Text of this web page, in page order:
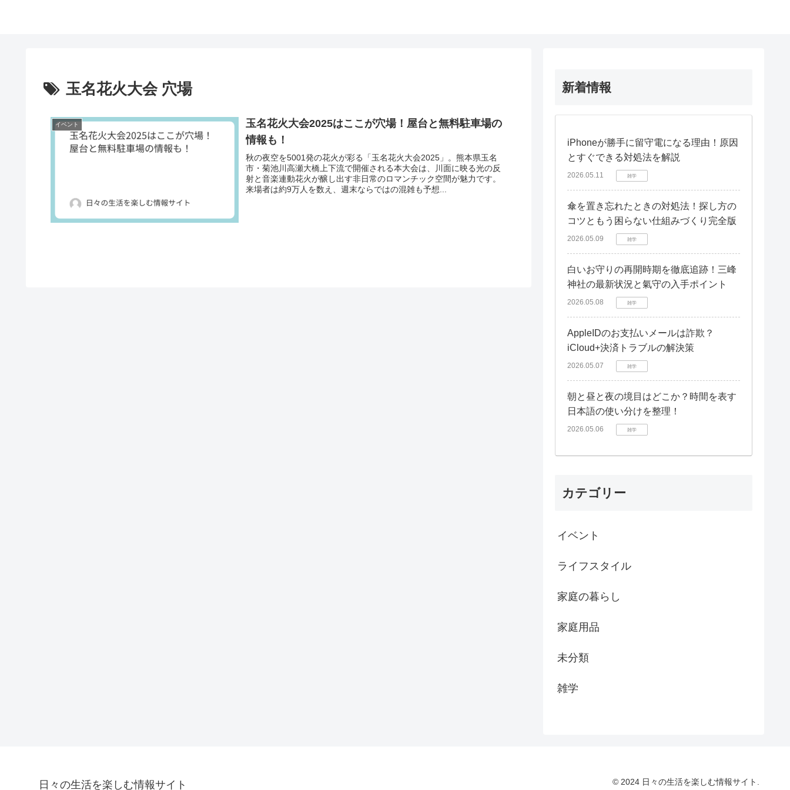
玉名花火大会 穴場
イベント
玉名花火大会2025はここが穴場！屋台と無料駐車場の
情報も！
秋の夜空を5001発の花火が彩る「玉名花火大会2025」。熊本県玉名
市・菊池川高瀬大橋上下流で開催される本大会は、川面に映る光の反
射と音楽連動花火が醸し出す非日常のロマンチック空間が魅力です。
来場者は約9万人を数え、週末ならではの混雑も予想...
新着情報
iPhoneが勝手に留守電になる理由！原因
とすぐできる対処法を解説
2026.05.11 雑学
傘を置き忘れたときの対処法！探し方の
コツともう困らない仕組みづくり完全版
2026.05.09 雑学
白いお守りの再開時期を徹底追跡！三峰
神社の最新状況と氣守の入手ポイント
2026.05.08 雑学
AppleIDのお支払いメールは詐欺？
iCloud+決済トラブルの解決策
2026.05.07 雑学
朝と昼と夜の境目はどこか？時間を表す
日本語の使い分けを整理！
2026.05.06 雑学
カテゴリー
イベント
ライフスタイル
家庭の暮らし
家庭用品
未分類
雑学
日々の生活を楽しむ情報サイト © 2024 日々の生活を楽しむ情報サイト.